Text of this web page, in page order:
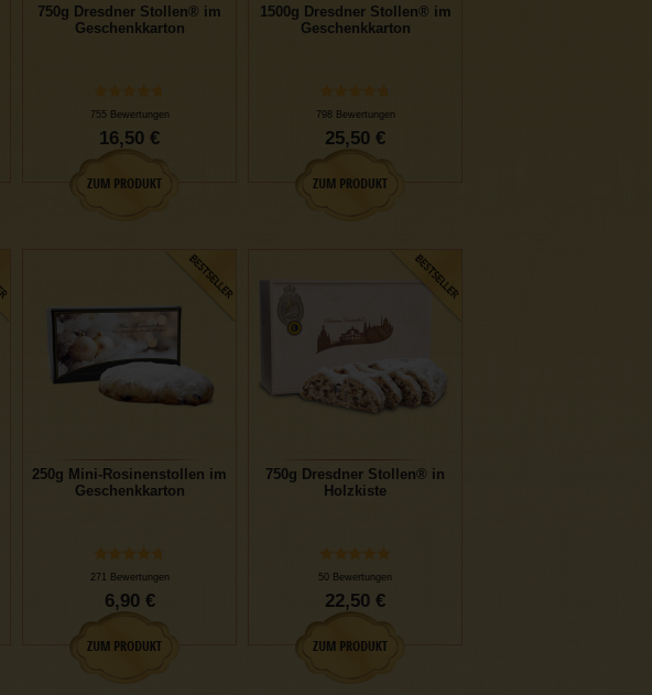
750g Dresdner Stollen® im
Geschenkkarton
755 Bewertungen
16,50 €
1500g Dresdner Stollen® im
Geschenkkarton
798 Bewertungen
25,50 €
250g Mini-Rosinenstollen im
Geschenkkarton
271 Bewertungen
6,90 €
750g Dresdner Stollen® in
Holzkiste
50 Bewertungen
22,50 €